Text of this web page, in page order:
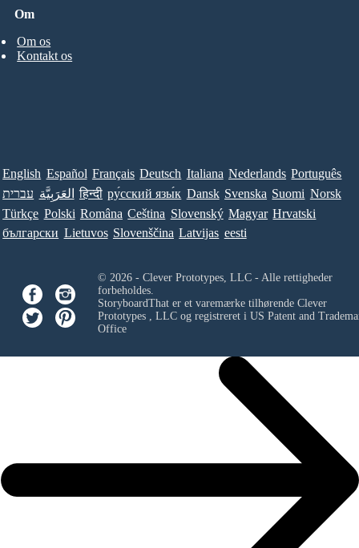
Om
Om os
Kontakt os
English Español Français Deutsch Italiana Nederlands Português
עברית العَرَبِيَّة हिन्दी ру́сский язы́к Dansk Svenska Suomi Norsk
Türkçe Polski Româna Ceština Slovenský Magyar Hrvatski
български Lietuvos Slovenščina Latvijas eesti
© 2026 - Clever Prototypes, LLC - Alle rettigheder
forbeholdes.
StoryboardThat er et varemærke tilhørende Clever
Prototypes , LLCog registreret i US Patent and
Office